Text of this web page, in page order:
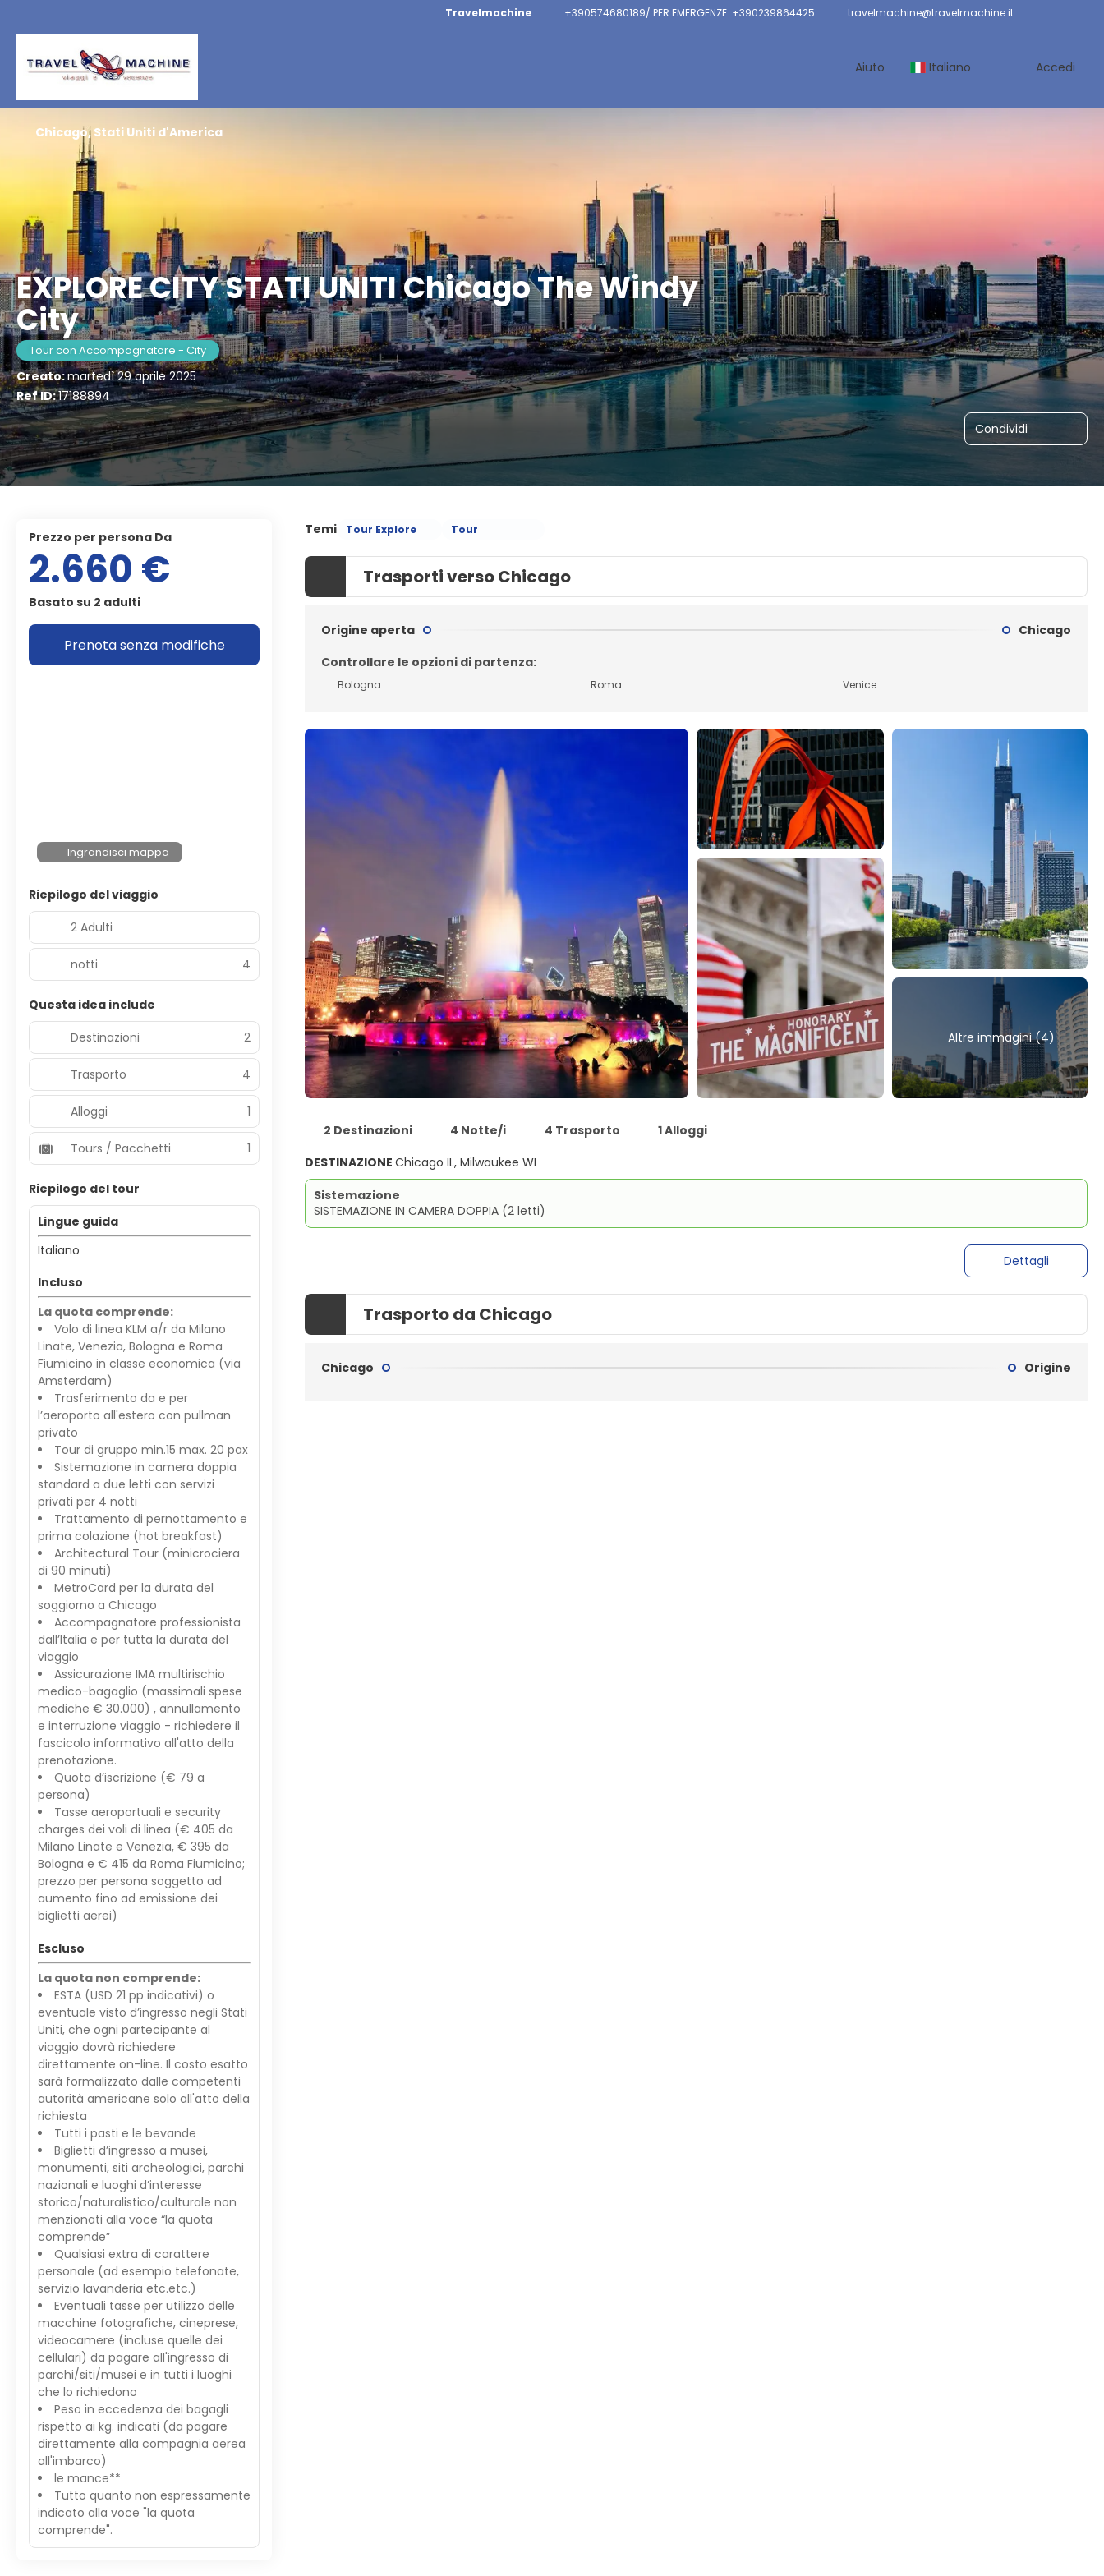
Travelmachine +390574680189/ PER EMERGENZE: +390239864425 travelmachine@travelmachine.it
Aiuto Italiano Accedi
EXPLORE CITY STATI UNITI Chicago The Windy
City
Tour con Accompagnatore - City
Creato:martedì 29 aprile 2025
Ref ID:17188894
Condividi
Chicago, Stati Uniti d'America
Temi Tour Explore Tour
Trasporti verso Chicago
Origine aperta
Chicago
Controllare le opzioni di partenza:
Bologna Roma Venice
Altre immagini (4)
2 Destinazioni 4 Notte/i 4 Trasporto
1 Alloggi
DESTINAZIONE Chicago IL, Milwaukee WI
Sistemazione
SISTEMAZIONE IN CAMERA DOPPIA (2 letti)
Dettagli
Trasporto da Chicago
Chicago Origine
Prezzo per persona Da
2.660 €
Basato su 2 adulti
Prenota senza modifiche
Ingrandisci mappa
Riepilogo del viaggio
2 Adulti
notti 4
Questa idea include
Destinazioni
2
Trasporto 4
Alloggi 1
Tours / Pacchetti 1
Riepilogo del tour
Lingue guida
Italiano
Incluso
La quota comprende:
Volo di linea KLM a/r da Milano
Linate, Venezia, Bologna e Roma
Fiumicino in classe economica (via
Amsterdam)
Trasferimento da e per
l’aeroporto all'estero con pullman
privato
Tour di gruppo min.15 max. 20 pax
Sistemazione in camera doppia
standard a due letti con servizi
privati per 4 notti
Trattamento di pernottamento e
prima colazione (hot breakfast)
Architectural Tour (minicrociera
di 90 minuti)
MetroCard per la durata del
soggiorno a Chicago
Accompagnatore professionista
dall’Italia e per tutta la durata del
viaggio
Assicurazione IMA multirischio
medico-bagaglio (massimali spese
mediche € 30.000) , annullamento
e interruzione viaggio - richiedere il
fascicolo informativo all'atto della
prenotazione.
Quota d’iscrizione (€ 79 a
persona)
Tasse aeroportuali e security
charges dei voli di linea (€ 405 da
Milano Linate e Venezia, € 395 da
Bologna e € 415 da Roma Fiumicino;
prezzo per persona soggetto ad
aumento fino ad emissione dei
biglietti aerei)
Escluso
La quota non comprende:
ESTA (USD 21 pp indicativi) o
eventuale visto d’ingresso negli Stati
Uniti, che ogni partecipante al
viaggio dovrà richiedere
direttamente on-line. Il costo esatto
sarà formalizzato dalle competenti
autorità americane solo all'atto della
richiesta
Tutti i pasti e le bevande
Biglietti d’ingresso a musei,
monumenti, siti archeologici, parchi
nazionali e luoghi d’interesse
storico/naturalistico/culturale non
menzionati alla voce “la quota
comprende”
Qualsiasi extra di carattere
personale (ad esempio telefonate,
servizio lavanderia etc.etc.)
Eventuali tasse per utilizzo delle
macchine fotografiche, cineprese,
videocamere (incluse quelle dei
cellulari) da pagare all'ingresso di
parchi/siti/musei e in tutti i luoghi
che lo richiedono
Peso in eccedenza dei bagagli
rispetto ai kg. indicati (da pagare
direttamente alla compagnia aerea
all'imbarco)
le mance**
Tutto quanto non espressamente
indicato alla voce "la quota
comprende".